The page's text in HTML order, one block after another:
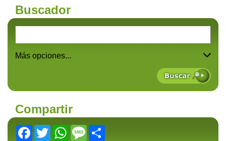
Buscador
Más opciones...
Compartir
Facebook
TwitterWhatsApp
Message